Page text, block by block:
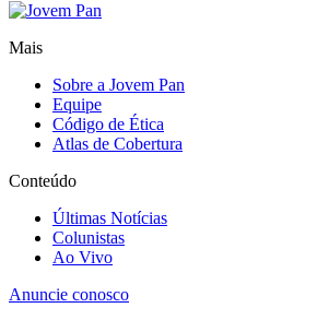
Mais
Sobre a Jovem Pan
Equipe
Código de Ética
Atlas de Cobertura
Conteúdo
Últimas Notícias
Colunistas
Ao Vivo
Anuncie conosco